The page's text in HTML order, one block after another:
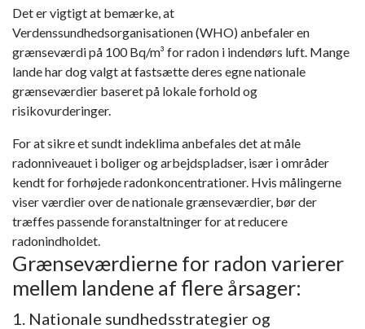
Det er vigtigt at bemærke, at
Verdenssundhedsorganisationen (WHO) anbefaler en
grænseværdi på 100 Bq/m³ for radon i indendørs luft. Mange
lande har dog valgt at fastsætte deres egne nationale
grænseværdier baseret på lokale forhold og
risikovurderinger.
For at sikre et sundt indeklima anbefales det at måle
radonniveauet i boliger og arbejdspladser, især i områder
kendt for forhøjede radonkoncentrationer. Hvis målingerne
viser værdier over de nationale grænseværdier, bør der
træffes passende foranstaltninger for at reducere
radonindholdet.
Grænseværdierne for radon varierer
mellem landene af flere årsager:
1. Nationale sundhedsstrategier og